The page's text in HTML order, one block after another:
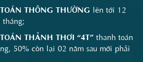
THÔNG THƯỜNG lên tới 12
tháng;
THẢNH THƠI “4T”thanh toán
50% còn lại 02 năm sau mới phải